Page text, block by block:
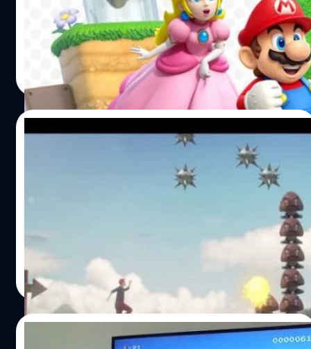
ข่าวดีจะได้พบกับมาริโอภาคใหม่แล้ว
วงศกร ปฐมชัยวัฒน์| 3706 days ago
Read More
ชมตัวอย่างหนังจากเกม Super Mario Maker
Super Mario Maker จะกลายเป็นตัวอย่างหนังฉบับแฟนๆทำ
วงศกร ปฐมชัยวัฒน์| 3711 days ago
Read More